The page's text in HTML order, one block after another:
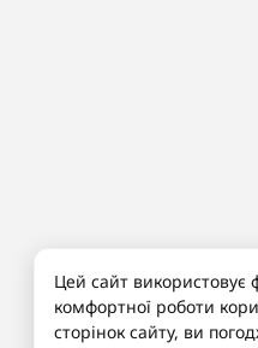
Цей сайт
комфортної роботи
сторінок сайту, ви